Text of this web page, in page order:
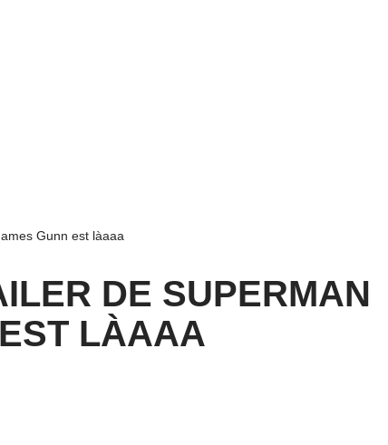
Gunn est làaaa
DE SUPERMAN
LÀAAA